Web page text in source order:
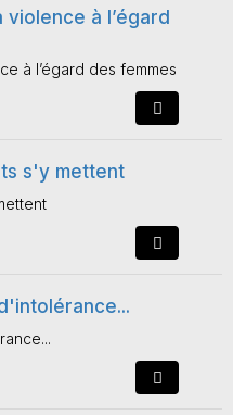
à l’égard
à l’égard des femmes
s'y mettent